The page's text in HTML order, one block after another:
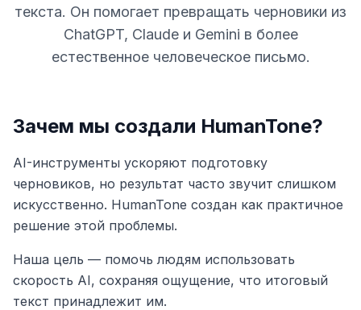
текста. Он помогает превращать черновики из
ChatGPT, Claude и Gemini в более
естественное человеческое письмо.
Зачем мы создали HumanTone?
AI-инструменты ускоряют подготовку
черновиков, но результат часто звучит слишком
искусственно. HumanTone создан как практичное
решение этой проблемы.
Наша цель — помочь людям использовать
скорость AI, сохраняя ощущение, что итоговый
текст принадлежит им.